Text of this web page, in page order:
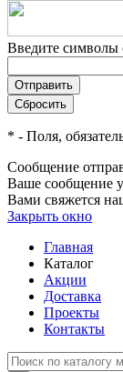
Введите символы
* - Поля,
Сообщение
Ваше сообщение
Вами свяжется
Закрыть окно
Главная
Каталог
Акции
Доставка
Проекты
Контакты